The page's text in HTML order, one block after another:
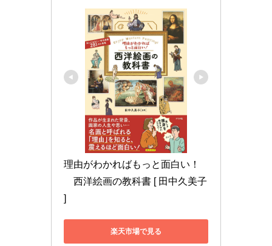
理由がわかればもっと面白い！
西洋絵画の教科書 [ 田中久美子
]
楽天市場で見る